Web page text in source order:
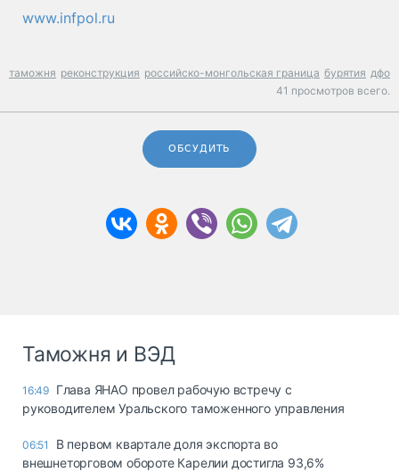
www.infpol.ru
таможня реконструкция российско-монгольская граница бурятия дфо
41 просмотров всего.
ОБСУДИТЬ
Таможня и ВЭД
16:49 Глава ЯНАО провел рабочую встречу с
руководителем Уральского таможенного управления
06:51
В первом квартале доля экспорта во
внешнеторговом обороте Карелии достигла 93,6%